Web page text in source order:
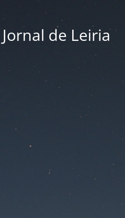
Jornal de Leiria